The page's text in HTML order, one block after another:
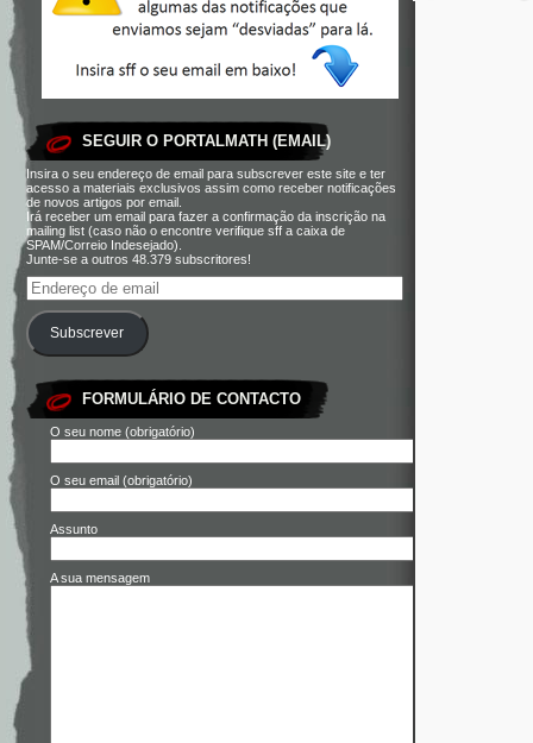
SEGUIR O PORTALMATH (EMAIL)
Insira o seu endereço de email para subscrever este site e ter
acesso a materiais exclusivos assim como receber notificações
de novos artigos por email.
Irá receber um email para fazer a confirmação da inscrição na
mailing list (caso não o encontre verifique sff a caixa de
SPAM/Correio Indesejado).
Junte-se a outros 48.379 subscritores!
Subscrever
FORMULÁRIO DE CONTACTO
O seu nome (obrigatório)
O seu email (obrigatório)
Assunto
A sua mensagem